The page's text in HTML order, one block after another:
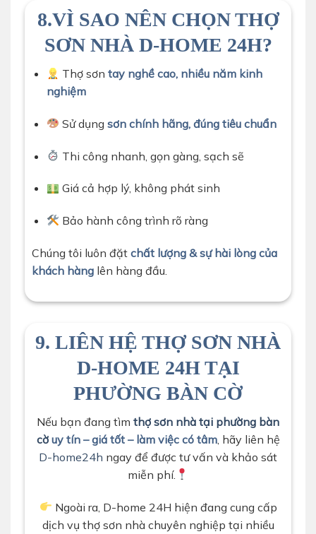
thợ sơn nhà d-home 24 đang vệ sinh lại tường cũ trước
khi sơn
8.VÌ SAO NÊN CHỌN THỢ
SƠN NHÀ D-HOME 24H?
Thợ sơntay nghề cao, nhiều năm kinh
nghiệm
Sử dụngsơn chính hãng, đúng tiêu chuẩn
Thi công nhanh, gọn gàng, sạch sẽ
Giá cả hợp lý, không phát sinh
Bảo hành công trình rõ ràng
Chúng tôi luôn đặt chất lượng & sự hài lòng của
khách hàng lên hàng đầu.
9. LIÊN HỆ THỢ SƠN NHÀ
D-HOME 24H TẠI
PHƯỜNG BÀN CỜ
Nếu bạn đang tìm thợ sơn nhà tại phường bàn
cờuy tín – giá tốt – làm việc có tâm, hãy liên hệ
D-home24h ngay để được tư vấn và khảo sát
miễn phí.
Ngoài ra, D-home 24H hiện đang cung cấp
dịch vụ thợ sơn nhà chuyên nghiệp tại nhiều